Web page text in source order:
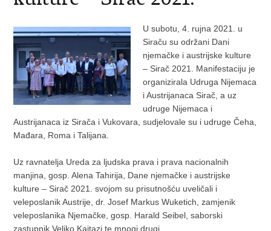
U subotu, 4. rujna 2021. u
Siraču su održani Dani
njemačke i austrijske kulture
– Sirač 2021. Manifestaciju je
organizirala Udruga Nijemaca
i Austrijanaca Sirač, a uz
udruge Nijemaca i
Austrijanaca iz Sirača i Vukovara, sudjelovale su i udruge Čeha,
Mađara, Roma i Talijana.
Uz ravnatelja Ureda za ljudska prava i prava nacionalnih
manjina, gosp. Alena Tahirija, Dane njemačke i austrijske
kulture – Sirač 2021. svojom su prisutnošću uveličali i
veleposlanik Austrije, dr. Josef Markus Wuketich, zamjenik
veleposlanika Njemačke, gosp. Harald Seibel, saborski
zastupnik Veljko Kajtazi te mnogi drugi.